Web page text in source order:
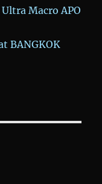
Macro APO
BANGKOK